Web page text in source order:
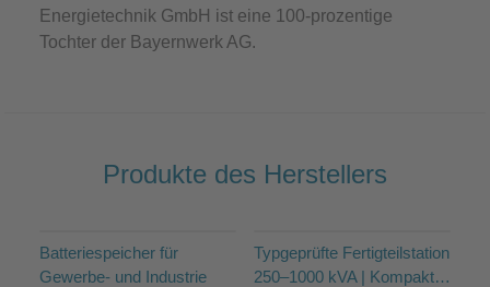
Energietechnik GmbH ist eine 100-prozentige
Tochter der Bayernwerk AG.
Produkte des Herstellers
Batteriespeicher für
Gewerbe- und Industrie
Typgeprüfte Fertigteilstation
250–1000 kVA | Kompakte